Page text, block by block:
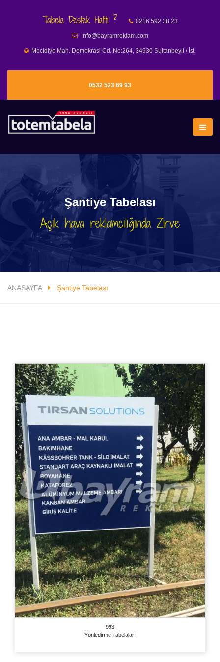
Tabela Destek Hattı ? 0216 592 38 23
info@bayramreklam.com
Mecidiye Mah. Demokrasi Cd. No:264, 34930 Sultanbeyli / İst.
0532 523 69 93
Şantiye Tabelası
Açık hava reklamcılığında Zirve
ANASAYFA Şantiye Tabelası
993
Yönledirme Tabelaları